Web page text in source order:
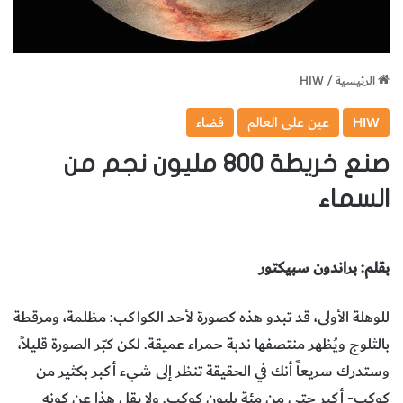
الرئيسية/
HIW
HIW عين على العالم فضاء
صنع خريطة 800 مليون نجم من
السماء
بقلم: براندون سبيكتور
للوهلة الأولى، قد تبدو هذه كصورة لأحد الكواكب: مظلمة، ومرقطة
بالثلوج ويُظهر منتصفها ندبة حمراء عميقة. لكن كبّر الصورة قليلاً،
وستدرك سريعاً أنك في الحقيقة تنظر إلى شيء أكبر بكثير من